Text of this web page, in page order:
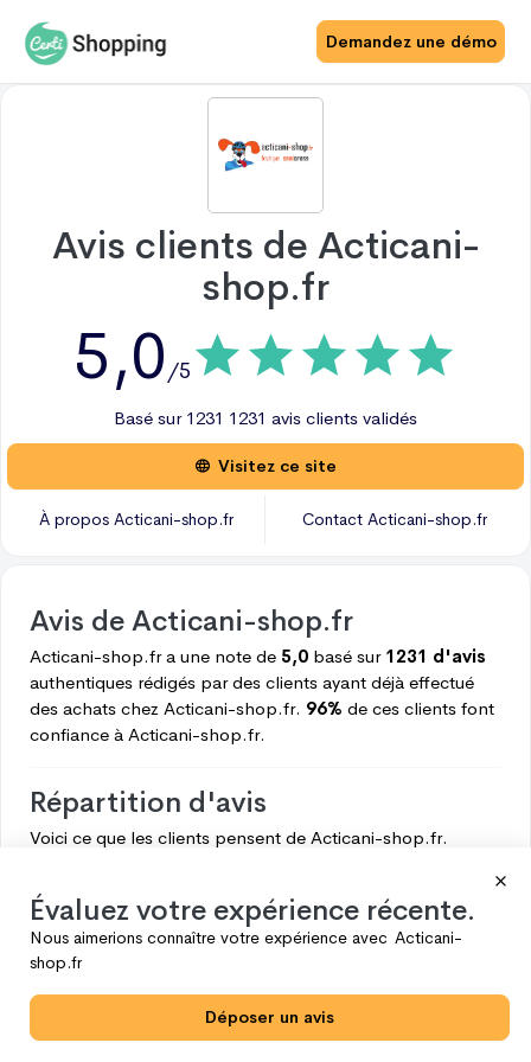
Demandez une démo
Avis clients de Acticani-
shop.fr
5,0 /5
Basé sur 1231 1231 avis clients validés
Visitez ce site
À propos Acticani-shop.fr Contact Acticani-shop.fr
Avis de Acticani-shop.fr
Acticani-shop.fra une note de 5,0 basé sur 1231 d'avis
authentiques rédigés par des clients ayant déjà effectué
des achats chez Acticani-shop.fr. 96% de ces clients font
confiance à Acticani-shop.fr.
Répartition d'avis
Voici ce que les clients pensent de Acticani-shop.fr.
1179
4
3
2 0
Évaluez votre expérience récente.
Nous aimerions connaître votre expérience avec Acticani-
shop.fr
Déposer un avis